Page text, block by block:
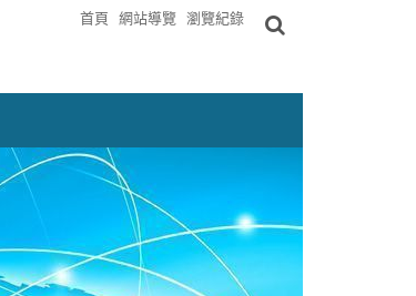
首頁 網站導覽 瀏覽紀錄